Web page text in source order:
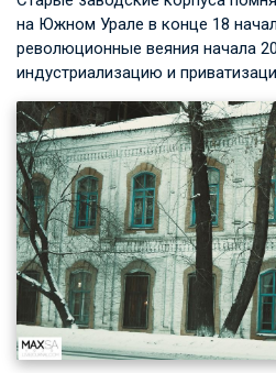
на Южном Урале в конце 18
революционные веяния начала
индустриализацию и